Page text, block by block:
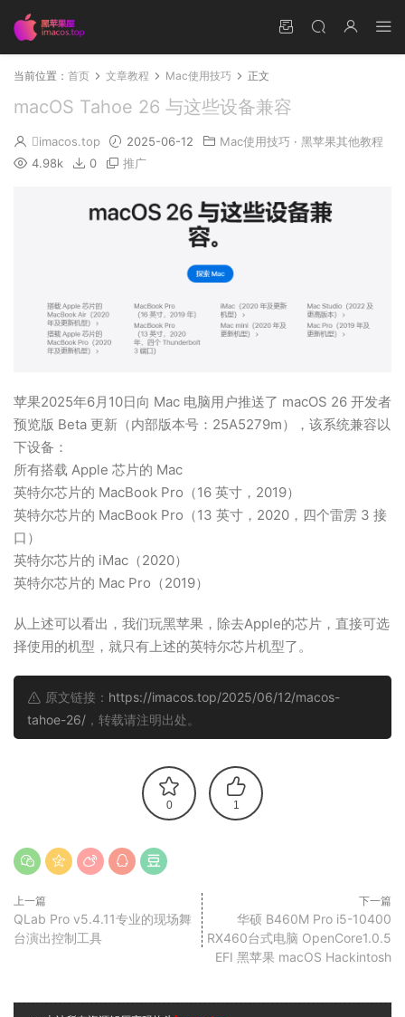
当前位置： 首页 文章教程 Mac使用技巧 正文
macOS Tahoe 26 与这些设备兼容
imacos.top 2025-06-12 Mac使用技巧 · 黑苹果其他教程
4.98k
0 推广
苹果2025年6月10日向 Mac 电脑用户推送了 macOS 26 开发者
预览版 Beta 更新（内部版本号：25A5279m），该系统兼容以
下设备：
所有搭载 Apple 芯片的 Mac
英特尔芯片的 MacBook Pro（16 英寸，2019）
英特尔芯片的 MacBook Pro（13 英寸，2020，四个雷雳 3 接
口）
英特尔芯片的 iMac（2020）
英特尔芯片的 Mac Pro（2019）
从上述可以看出，我们玩黑苹果，除去Apple的芯片，直接可选
择使用的机型，就只有上述的英特尔芯片机型了。
原文链接： https://imacos.top/2025/06/12/macos-
tahoe-26/ ，转载请注明出处。
0 1
上一篇
QLab Pro v5.4.11专业的现场舞
台演出控制工具
下一篇
华硕 B460M Pro i5-10400
RX460台式电脑 OpenCore1.0.5
EFI 黑苹果 macOS Hackintosh